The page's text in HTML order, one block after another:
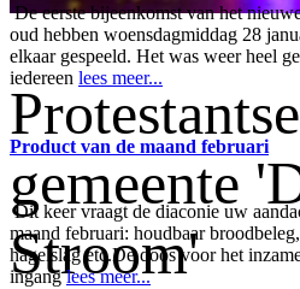
Protestantse
gemeente
Stroom'
De eerste bijeenkomst van het
oud hebben woensdagmiddag 28
elkaar gespeeld. Het was weer heel
iedereen lees meer...
Product van de maand februari
Dit keer vraagt de diaconie uw
maand februari: houdbaar
hagelslag etc.De doos voor het
inganglees meer...